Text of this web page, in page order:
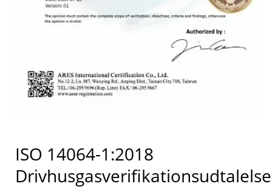
ISO 14064-1:2018
Drivhusgasverifikationsudtalelse